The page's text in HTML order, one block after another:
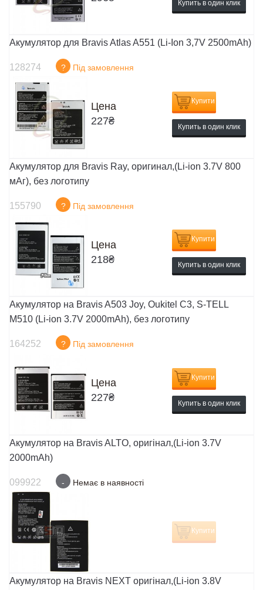
Купить в один клик
Акумулятор для Bravis Atlas A551 (Li-Ion 3,7V 2500mAh)
128274 ? Під замовлення
Цена
227₴
Купити
Купить в один клик
Акумулятор для Bravis Ray, оригинал,(Li-ion 3.7V 800
мАг), без логотипу
155790 ? Під замовлення
Цена
218₴
Купити
Купить в один клик
Акумулятор на Bravis A503 Joy, Oukitel C3, S-TELL
M510 (Li-ion 3.7V 2000mAh), без логотипу
164252 ? Під замовлення
Цена
227₴
Купити
Купить в один клик
Акумулятор на Bravis ALTO, оригінал,(Li-ion 3.7V
2000mAh)
099922 - Немає в наявності
Купити
Акумулятор на Bravis NEXT оригінал,(Li-ion 3.8V